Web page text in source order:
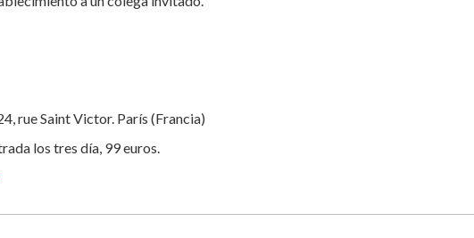
rue Saint Victor. París (Francia)
los tres día, 99 euros.